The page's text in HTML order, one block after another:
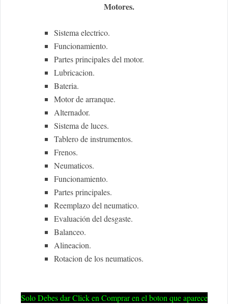
Motores.
Sistema electrico.
Funcionamiento.
Partes principales del motor.
Lubricacion.
Bateria.
Motor de arranque.
Alternador.
Sistema de luces.
Tablero de instrumentos.
Frenos.
Neumaticos.
Funcionamiento.
Partes principales.
Reemplazo del neumatico.
Evaluación del desgaste.
Balanceo.
Alineacion.
Rotacion de los neumaticos.
Solo Debes dar Click en Comprar en el boton que aparece